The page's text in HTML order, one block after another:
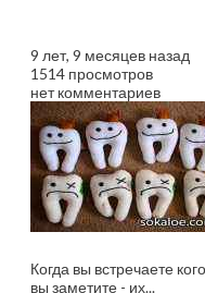
9 лет, 9 месяцев назад
1514 просмотров
нет комментариев
Идеальные зубы
Когда вы встречаете
вы заметите - их...